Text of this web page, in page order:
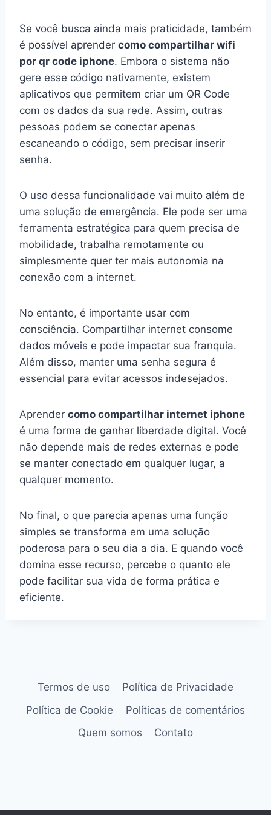
Se você busca ainda mais praticidade, também
é possível aprender como compartilhar wifi
por qr code iphone. Embora o sistema não
gere esse código nativamente, existem
aplicativos que permitem criar um QR Code
com os dados da sua rede. Assim, outras
pessoas podem se conectar apenas
escaneando o código, sem precisar inserir
senha.
O uso dessa funcionalidade vai muito além de
uma solução de emergência. Ele pode ser uma
ferramenta estratégica para quem precisa de
mobilidade, trabalha remotamente ou
simplesmente quer ter mais autonomia na
conexão com a internet.
No entanto, é importante usar com
consciência. Compartilhar internet consome
dados móveis e pode impactar sua franquia.
Além disso, manter uma senha segura é
essencial para evitar acessos indesejados.
Aprender como compartilhar internet iphone
é uma forma de ganhar liberdade digital. Você
não depende mais de redes externas e pode
se manter conectado em qualquer lugar, a
qualquer momento.
No final, o que parecia apenas uma função
simples se transforma em uma solução
poderosa para o seu dia a dia. E quando você
domina esse recurso, percebe o quanto ele
pode facilitar sua vida de forma prática e
eficiente.
Termos de uso
Política de Privacidade
Política de Cookie
Políticas de comentários
Quem somos
Contato